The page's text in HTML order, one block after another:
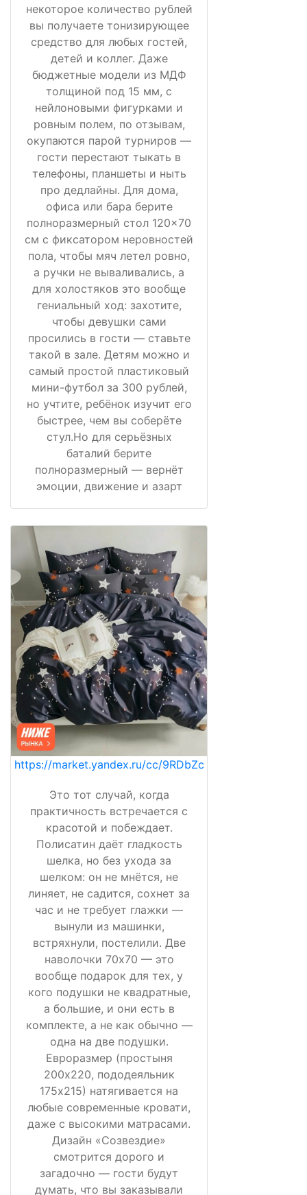
некоторое количество рублей
вы получаете тонизирующее
средство для любых гостей,
детей и коллег. Даже
бюджетные модели из МДФ
толщиной под 15 мм, с
нейлоновыми фигурками и
ровным полем, по отзывам,
окупаются парой турниров —
гости перестают тыкать в
телефоны, планшеты и ныть
про дедлайны. Для дома,
офиса или бара берите
полноразмерный стол 120×70
см с фиксатором неровностей
пола, чтобы мяч летел ровно,
а ручки не вываливались, а
для холостяков это вообще
гениальный ход: захотите,
чтобы девушки сами
просились в гости — ставьте
такой в зале. Детям можно и
самый простой пластиковый
мини-футбол за 300 рублей,
но учтите, ребёнок изучит его
быстрее, чем вы соберёте
стул.Но для серьёзных
баталий берите
полноразмерный — вернёт
эмоции, движение и азарт
https://market.yandex.ru/cc/9RDbZc
Это тот случай, когда
практичность встречается с
красотой и побеждает.
Полисатин даёт гладкость
шелка, но без ухода за
шелком: он не мнётся, не
линяет, не садится, сохнет за
час и не требует глажки —
вынули из машинки,
встряхнули, постелили. Две
наволочки 70х70 — это
вообще подарок для тех, у
кого подушки не квадратные,
а большие, и они есть в
комплекте, а не как обычно —
одна на две подушки.
Евроразмер (простыня
200х220, пододеяльник
175х215) натягивается на
любые современные кровати,
даже с высокими матрасами.
Дизайн «Созвездие»
смотрится дорого и
загадочно — гости будут
думать, что вы заказывали